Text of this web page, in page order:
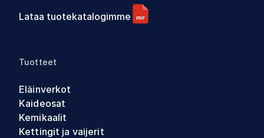
Lataa tuotekatalogimme
Tuotteet
Eläinverkot
Kaideosat
Kemikaalit
Kettingit ja vaijerit